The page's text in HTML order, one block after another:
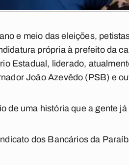
e meio das eleições,
própria à prefeito da
Estadual, liderado,
João Azevêdo (PSB) e
de uma história que a gente
dos Bancários da